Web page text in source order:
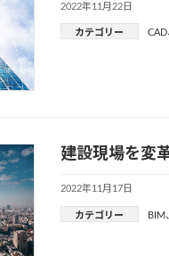
2022年11月22日
カテゴリー CAD
建設現場を変
2022年11月17日
カテゴリー BIM